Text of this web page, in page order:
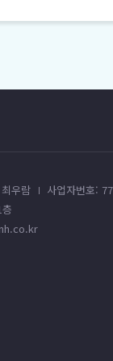
우람
사업자번호: